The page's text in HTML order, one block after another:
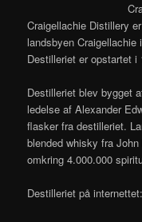
Craigellachie Distillery
landsbyen
Destilleriet er opstartet
Destilleriet blev bygget
ledelse af Alexander
flasker fra destilleriet.
blended whisky fra
omkring 4.000.000
Destilleriet på internettet: